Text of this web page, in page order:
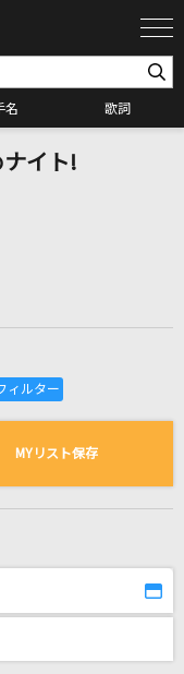
名 歌詞
曲の一覧
イト!
MYリスト保存